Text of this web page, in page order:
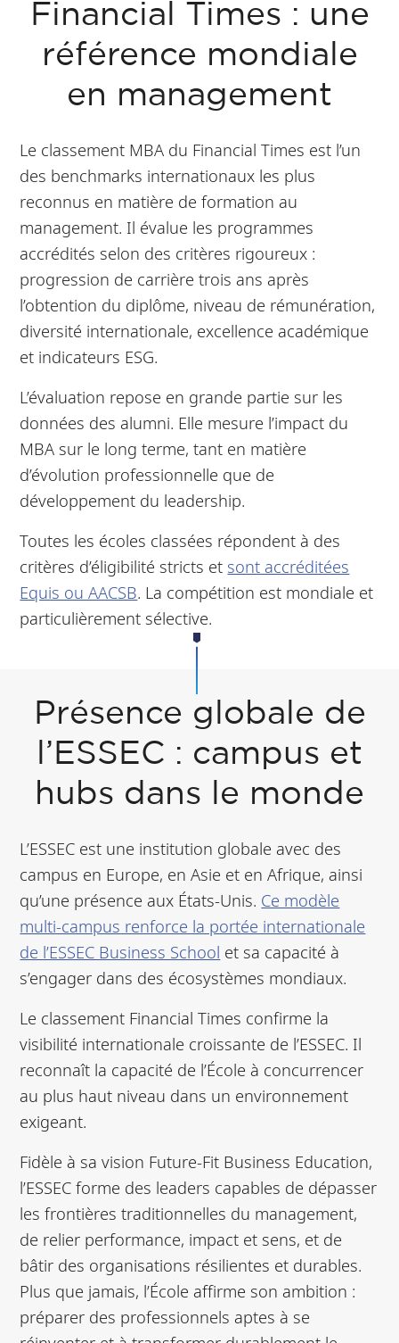
Financial Times : une
référence mondiale
en management
Le classement MBA du Financial Times est l’un
des benchmarks internationaux les plus
reconnus en matière de formation au
management. Il évalue les programmes
accrédités selon des critères rigoureux :
progression de carrière trois ans après
l’obtention du diplôme, niveau de rémunération,
diversité internationale, excellence académique
et indicateurs ESG.
L’évaluation repose en grande partie sur les
données des alumni. Elle mesure l’impact du
MBA sur le long terme, tant en matière
d’évolution professionnelle que de
développement du leadership.
Toutes les écoles classées répondent à des
critères d’éligibilité stricts et sont accréditées
Equis ou AACSB. La compétition est mondiale et
particulièrement sélective.
Présence globale de
l’ESSEC : campus et
hubs dans le monde
L’ESSEC est une institution globale avec des
campus en Europe, en Asie et en Afrique, ainsi
qu’une présence aux États-Unis. Ce modèle
multi-campus renforce la portée internationale
de l’ESSEC Business School et sa capacité à
s’engager dans des écosystèmes mondiaux.
Le classement Financial Times confirme la
visibilité internationale croissante de l’ESSEC. Il
reconnaît la capacité de l’École à concurrencer
au plus haut niveau dans un environnement
exigeant.
Fidèle à sa vision Future-Fit Business Education,
l’ESSEC forme des leaders capables de dépasser
les frontières traditionnelles du management,
de relier performance, impact et sens, et de
bâtir des organisations résilientes et durables.
Plus que jamais, l’École affirme son ambition :
préparer des professionnels aptes à se